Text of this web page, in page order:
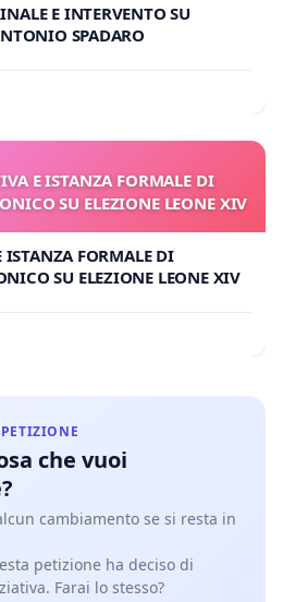
E INTERVENTO SU
SPADARO
E ISTANZA FORMALE DI
SU ELEZIONE LEONE XIV
ISTANZA FORMALE DI
SU ELEZIONE LEONE XIV
che vuoi
cambiamento se si resta in
petizione ha deciso di
Farai lo stesso?